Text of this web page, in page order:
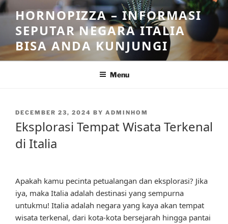
Skip
to
content
HORNOPIZZA – INFORMASI
SEPUTAR NEGARA ITALIA
BISA ANDA KUNJUNGI
Menu
POSTED
ON
DECEMBER 23, 2024 BY ADMINHOM
Eksplorasi Tempat Wisata Terkenal
di Italia
Apakah kamu pecinta petualangan dan eksplorasi? Jika
iya, maka Italia adalah destinasi yang sempurna
untukmu! Italia adalah negara yang kaya akan tempat
wisata terkenal, dari kota-kota bersejarah hingga pantai